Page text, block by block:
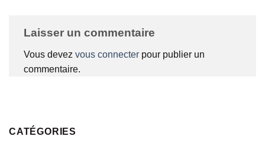
Laisser un commentaire
Vous devez vous connecter pour publier un
commentaire.
CATÉGORIES